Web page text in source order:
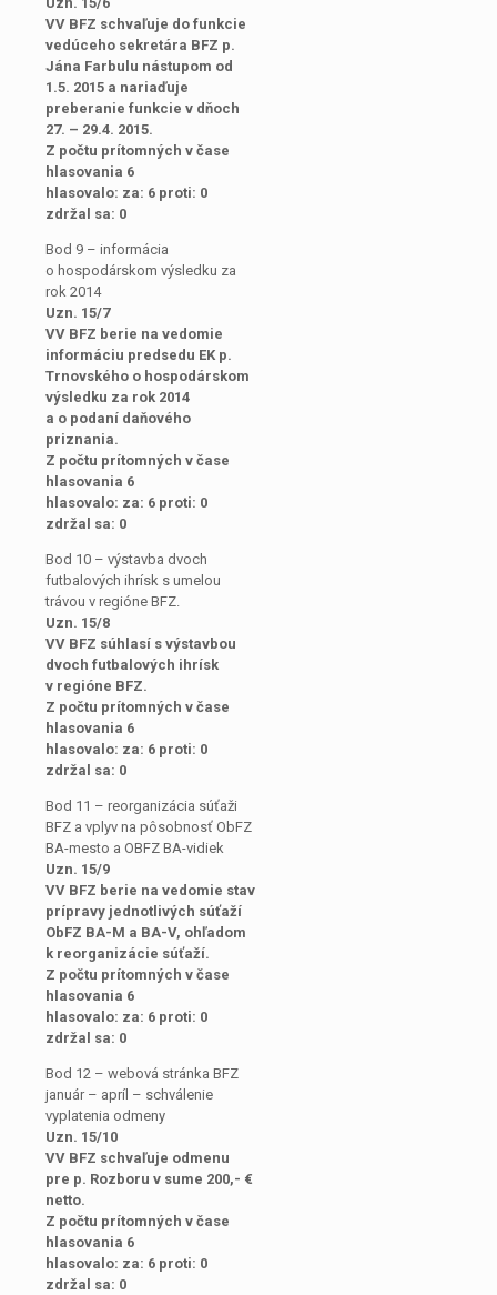
VV BFZ schvaľuje do funkcie
vedúceho sekretára BFZ p.
Jána Farbulu nástupom od
1.5. 2015 a nariaďuje
preberanie funkcie v dňoch
27. – 29.4. 2015.
Z počtu prítomných v čase
hlasovania 6
hlasovalo: za: 6 proti: 0
zdržal sa: 0
Bod 9 – informácia
o hospodárskom výsledku za
rok 2014
Uzn. 15/7
VV BFZ berie na vedomie
informáciu predsedu EK p.
Trnovského o hospodárskom
výsledku za rok 2014
a o podaní daňového
priznania.
Z počtu prítomných v čase
hlasovania 6
hlasovalo: za: 6 proti: 0
zdržal sa: 0
Bod 10 – výstavba dvoch
futbalových ihrísk s umelou
trávou v regióne BFZ.
Uzn. 15/8
VV BFZ súhlasí s výstavbou
dvoch futbalových ihrísk
v regióne BFZ.
Z počtu prítomných v čase
hlasovania 6
hlasovalo: za: 6 proti: 0
zdržal sa: 0
Bod 11 – reorganizácia súťaži
BFZ a vplyv na pôsobnosť ObFZ
BA-mesto a OBFZ BA-vidiek
Uzn. 15/9
VV BFZ berie na vedomie stav
prípravy jednotlivých súťaží
ObFZ BA-M a BA-V, ohľadom
k reorganizácie súťaží.
Z počtu prítomných v čase
hlasovania 6
hlasovalo: za: 6 proti: 0
zdržal sa: 0
Bod 12 – webová stránka BFZ
január – apríl – schválenie
vyplatenia odmeny
Uzn. 15/10
VV BFZ schvaľuje odmenu
pre p. Rozboru v sume 200,- €
netto.
Z počtu prítomných v čase
hlasovania 6
hlasovalo: za: 6 proti: 0
zdržal sa: 0